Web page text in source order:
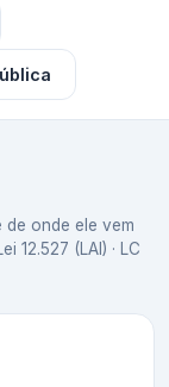
onde ele vem
12.527 (LAI) · LC